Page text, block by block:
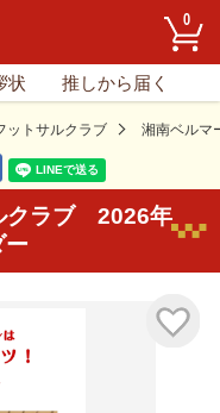
0
状 推しから届く
ットサルクラブ 湘南ベルマ
クラブ 2026年
ー